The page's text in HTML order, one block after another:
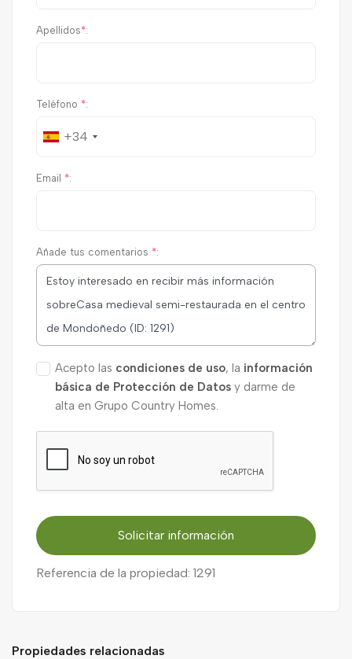
Apellidos*:
Teléfono *:
+34
Email *:
Añade tus comentarios *:
Acepto las condiciones de uso, la información
básica de Protección de Datos y darme de
alta en Grupo Country Homes.
Solicitar información
Referencia de la propiedad: 1291
Propiedades relacionadas